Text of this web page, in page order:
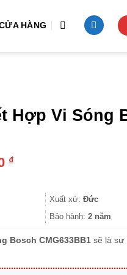
HÀNG
Hợp Vi Sóng
₫
Xuất xứ:Đức
Bảo hành:2 năm
Bosch CMG633BB1sẽ là sự